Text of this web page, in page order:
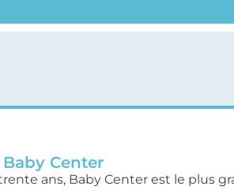
Center
ans, Baby Center est le plus